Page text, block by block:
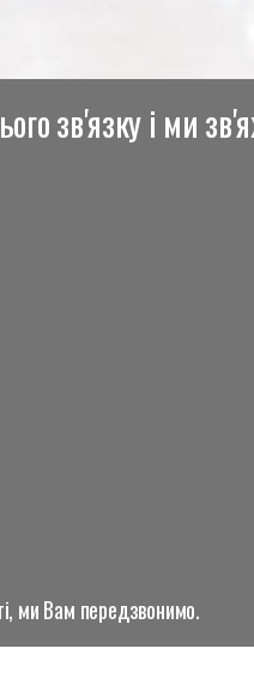
зв'язку і ми
ми Вам передзвонимо.